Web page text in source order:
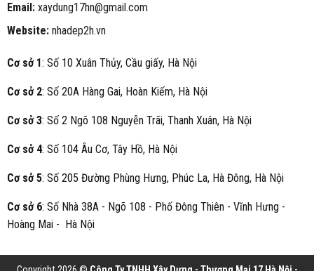
Email:xaydung17hn@gmail.com
Website:nhadep2h.vn
Cơ sở 1: Số 10 Xuân Thủy, Cầu giấy, Hà Nội
Cơ sở 2: Số 20A Hàng Gai, Hoàn Kiếm, Hà Nội
Cơ sở 3: Số 2 Ngõ 108 Nguyễn Trãi, Thanh Xuân, Hà Nội
Cơ sở 4: Số 104 Âu Cơ, Tây Hồ, Hà Nội
Cơ sở 5: Số 205 Đường Phùng Hưng, Phúc La, Hà Đông, Hà Nội
Cơ sở 6: Số Nhà 38A - Ngõ 108 - Phố Đông Thiên - Vĩnh Hưng -
Hoàng Mai - Hà Nội